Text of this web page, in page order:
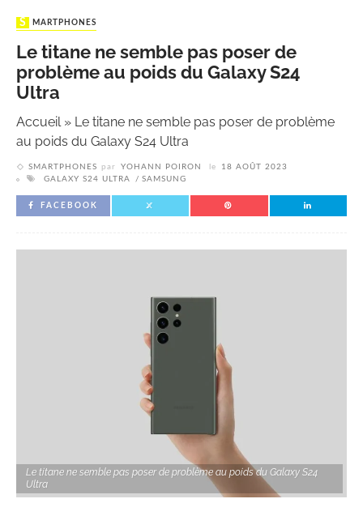
SMARTPHONES
Le titane ne semble pas poser de
problème au poids du Galaxy S24
Ultra
Accueil» Le titane ne semble pas poser de problème
au poids du Galaxy S24 Ultra
SMARTPHONES par YOHANN POIRON le
18 AOÛT 2023
GALAXY S24 ULTRA
SAMSUNG
FACEBOOK
Le titane ne semble pas poser de problème au poids du Galaxy S24
Ultra